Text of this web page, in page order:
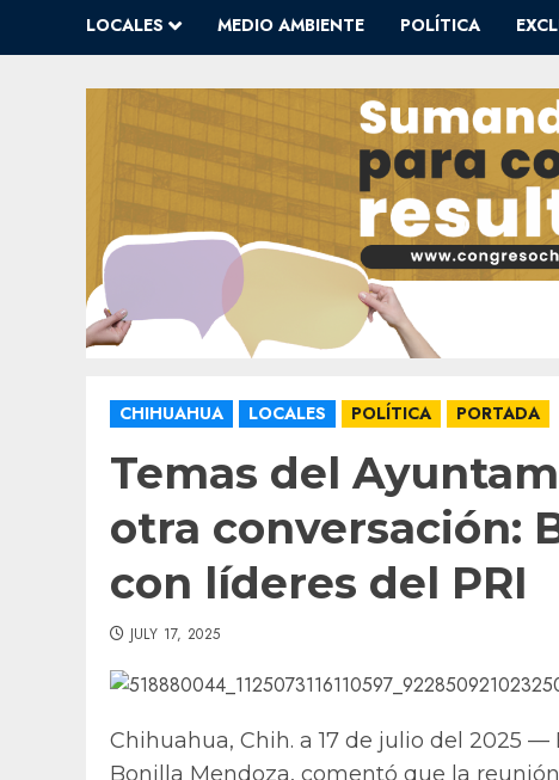
LOCALES MEDIO AMBIENTE POLÍTICA
CHIHUAHUA LOCALES POLÍTICA PORTADA
Temas del
otra conversación:
con líderes del PRI
JULY 17, 2025
Chihuahua, Chih. a 17 de julio del 2025
Bonilla Mendoza, comentó que la